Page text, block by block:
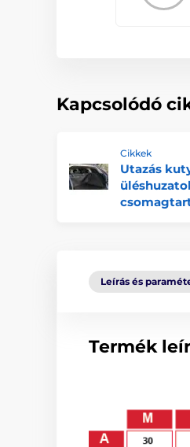
Kapcsolódó
Cikkek
Utazás
Leírás és
Termék